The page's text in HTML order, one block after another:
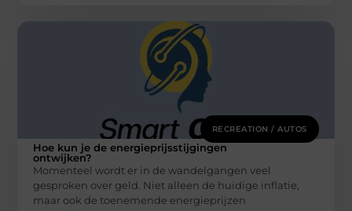
RECREATION / AUTOS
Hoe kun je de energieprijsstijgingen
ontwijken?
Momenteel wordt er in de wandelgangen veel
gesproken over geld. Niet alleen de huidige inflatie,
maar ook de toenemende energieprijzen